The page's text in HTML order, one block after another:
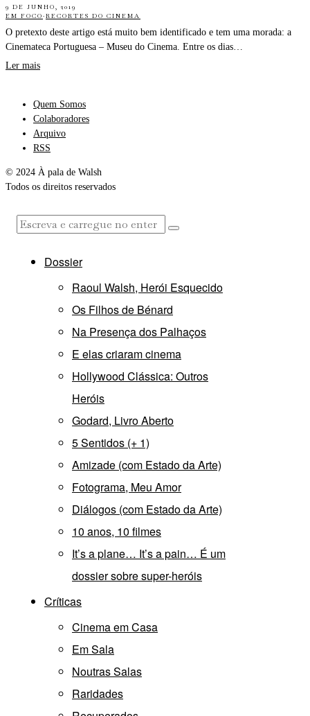
9 DE JUNHO, 2019
EM FOCO·RECORTES DO CINEMA
O pretexto deste artigo está muito bem identificado e tem uma morada: a
Cinemateca Portuguesa – Museu do Cinema. Entre os dias…
Ler mais
Quem Somos
Colaboradores
Arquivo
RSS
© 2024 À pala de Walsh
Todos os direitos reservados
Dossier
Raoul Walsh, Herói Esquecido
Os Filhos de Bénard
Na Presença dos Palhaços
E elas criaram cinema
Hollywood Clássica: Outros
Heróis
Godard, Livro Aberto
5 Sentidos (+ 1)
Amizade (com Estado da Arte)
Fotograma, Meu Amor
Diálogos (com Estado da Arte)
10 anos, 10 filmes
It’s a plane… It’s a pain… É um
dossier sobre super-heróis
Críticas
Cinema em Casa
Em Sala
Noutras Salas
Raridades